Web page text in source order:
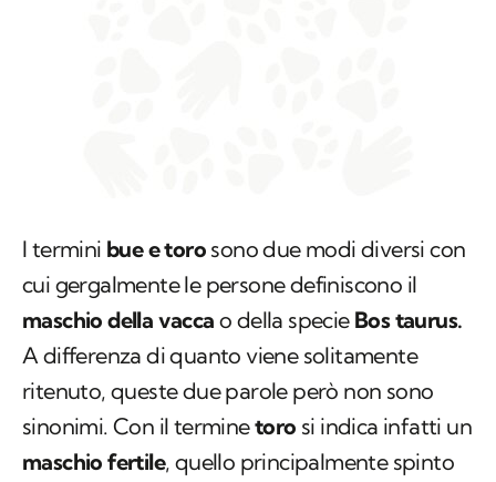
I termini bue e toro sono due modi diversi con
cui gergalmente le persone definiscono il
maschio della vacca o della specie Bos taurus.
Adifferenza di quanto viene solitamente
ritenuto, queste due parole però non sono
sinonimi. Con il terminetoro si indica infatti un
maschio fertile, quello principalmente spinto